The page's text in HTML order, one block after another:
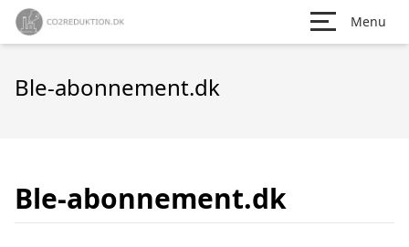
Menu
Ble-abonnement.dk
Ble-abonnement.dk